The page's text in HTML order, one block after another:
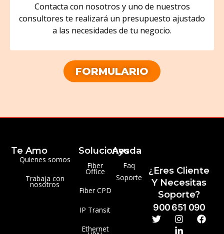
Contacta con nosotros y uno de nuestros
consultores te realizará un presupuesto ajustado
a las necesidades de tu negocio.
FORMULARIO
Te Amo
Quienes somos
Trabaja con
nosotros
Soluciones
Fiber
Office
Fiber CPD
IP Transit
Ethernet
Ayuda
Faq
Soporte
¿Eres Cliente
Y Necesitas
Soporte?
900 651 090